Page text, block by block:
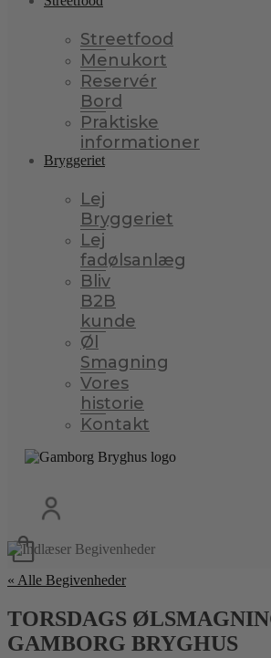
Streetfood
Menukort
Reservér
Bord
Praktiske
informationer
Bryggeriet
Lej
Bryggeriet
Lej
fadølsanlæg
Bliv
B2B
kunde
Øl
Smagning
Vores
historie
Kontakt
« Alle Begivenheder
TORSDAGS
GAMBORG BRYGHUS